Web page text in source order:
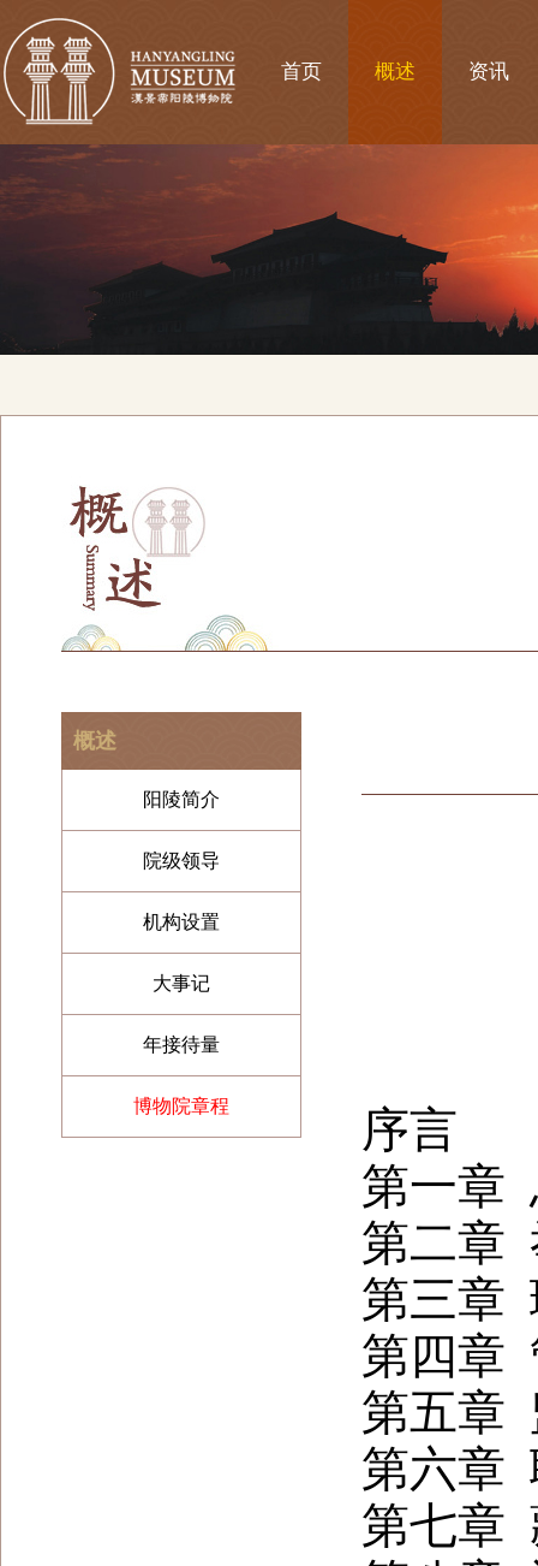
首页 概述 资讯
概述
阳陵简介
院级领导
机构设置
大事记
年接待量
博物院章程
序言
第一章
第二章
第三章
第四章
第五章
第六章
第七章